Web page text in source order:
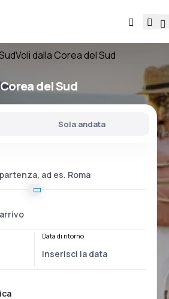
Voli dalla Corea del Sud
del Sud
Sola andata
Data di ritorno